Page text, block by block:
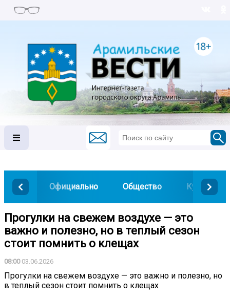
Официально Общество Культура
Прогулки на свежем воздухе — это
важно и полезно, но в теплый сезон
стоит помнить о клещах ️
08:0003.06.2026
Прогулки на свежем воздухе — это важно и полезно, но
в теплый сезон стоит помнить о клещах ️